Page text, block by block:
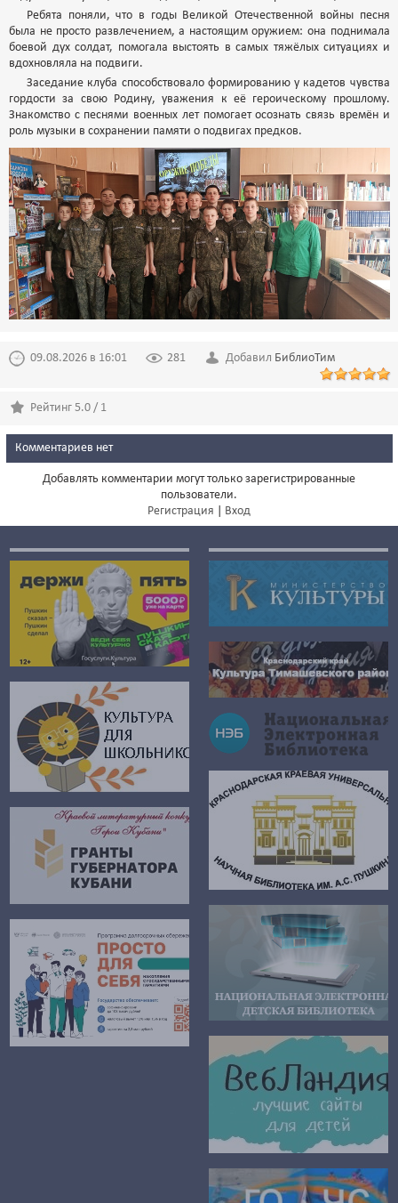
Ребята поняли, что в годы Великой Отечественной войны песня
была не просто развлечением, а настоящим оружием: она поднимала
боевой дух солдат, помогала выстоять в самых тяжёлых ситуациях и
вдохновляла на подвиги.
Заседание клуба способствовало формированию у кадетов чувства
гордости за свою Родину, уважения к её героическому прошлому.
Знакомство с песнями военных лет помогает осознать связь времён и
роль музыки в сохранении памяти о подвигах предков.
09.08.2026 в 16:01 281 Добавил БиблиоТим
Рейтинг 5.0 / 1
Комментариев нет
Добавлять комментарии могут только зарегистрированные
пользователи.
Регистрация
Вход